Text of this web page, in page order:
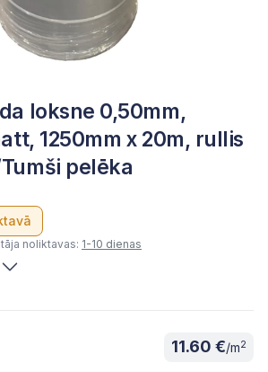
loksne 0,50mm,
1250mm x 20m, rullis
pelēka
noliktavas: 1-10 dienas
11.60 €/m2